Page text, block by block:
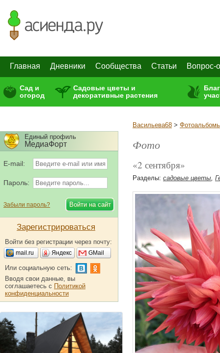
Главная Дневники Сообщества Статьи Вопрос-
Сад и
огород
Садовые цветы и
декоративные растения
Васильева68 >
Фото
«2 сентября»
Разделы: садовые цветы,
Единый профиль
МедиаФорт
E-mail:
Пароль:
Забыли пароль?
Зарегистрироваться
Войти без регистрации через почту:
mail.ru Яндекс GMail
Или социальную сеть:
Вводя свои данные, вы
соглашаетесь с Политикой
конфиденциальности